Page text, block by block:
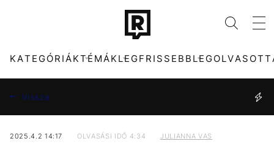
KATEGÓRIÁKTÉMÁKLEGFRISSEBB
Vissza
2025.4.2 14:17 OLVASÁSI IDŐ 4:34 JULIANNA VAS